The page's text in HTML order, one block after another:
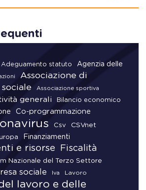
Adeguamento statuto
Agenzia delle
Associazione di
Associazione sportiva
generali Bilancio economico
Co-programmazione
Csv CSVnet
Finanziamenti
e risorse Fiscalità
Nazionale del Terzo Settore
sociale Iva Lavoro
lavoro e delle